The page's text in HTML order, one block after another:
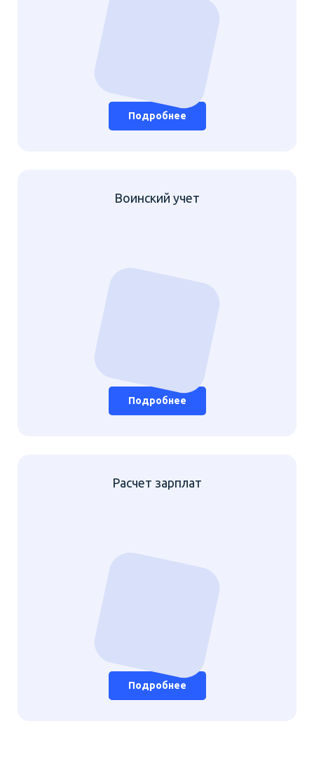
Подробнее
Воинский учет
Подробнее
Расчет зарплат
Подробнее